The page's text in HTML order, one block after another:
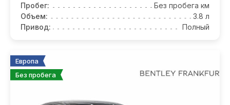
Пробег:
Без пробега км
Объем:
3.8 л
Привод:
Полный
Европа
Без пробега